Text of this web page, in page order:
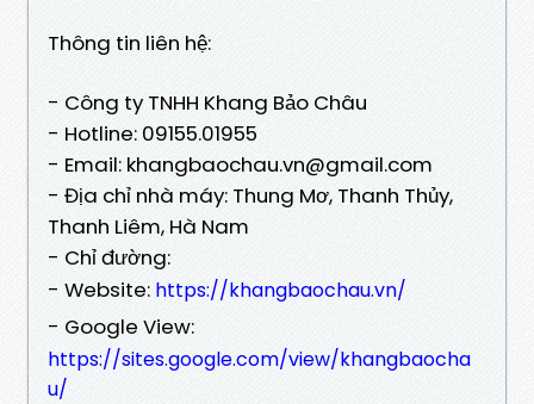
Thông tin liên hệ:
- Công ty TNHH Khang Bảo Châu
- Hotline: 09155.01955
- Email: khangbaochau.vn@gmail.com
- Địa chỉ nhà máy: Thung Mơ, Thanh Thủy,
Thanh Liêm, Hà Nam
- Chỉ đường:
- Website: https://khangbaochau.vn/
- Google View:
https://sites.google.com/view/khangbaocha
u/